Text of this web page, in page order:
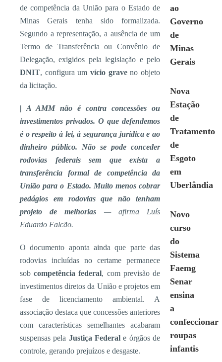
de competência da União para o Estado de
Minas Gerais tenha sido formalizada.
Segundo a representação, a ausência de um
Termo de Transferência ou Convênio de
Delegação, exigidos pela legislação e pelo
DNIT, configura um vício graveno objeto
da licitação.
| A AMM não é contra concessões ou
investimentos privados. O que defendemos
é o respeito à lei, à segurança jurídica e ao
dinheiro público. Não se pode conceder
rodovias federais sem que exista a
transferência formal de competência da
União para o Estado. Muito menos cobrar
pedágios em rodovias que não tenham
projeto de melhorias — afirma Luís
Eduardo Falcão.
O documento aponta ainda que parte das
rodovias incluídas no certame permanece
sobcompetência federal, com previsão de
investimentos diretos da União e projetos em
fase de licenciamento ambiental. A
associação destaca que concessões anteriores
com características semelhantes acabaram
suspensas pela Justiça Federal e órgãos de
controle, gerando prejuízos e desgaste.
ao
Governo
de
Minas
Gerais
Nova
Estação
de
Tratamento
de
Esgoto
em
Uberlândia
Novo
curso
do
Sistema
Faemg
Senar
ensina
a
confeccionar
roupas
infantis